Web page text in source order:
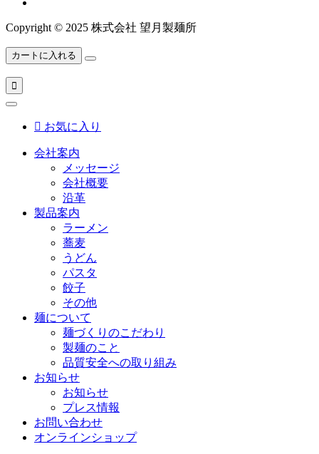
Copyright © 2025 株式会社 望月製麺所
カートに入れる

 お気に入り
会社案内
メッセージ
会社概要
沿革
製品案内
ラーメン
蕎麦
うどん
パスタ
餃子
その他
麺について
麺づくりのこだわり
製麺のこと
品質安全への取り組み
お知らせ
お知らせ
プレス情報
お問い合わせ
オンラインショップ